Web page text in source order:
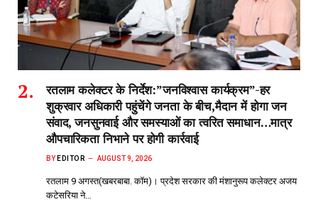
रतलाम कलेक्टर के निर्देश:”जनविश्वास कार्यक्रम”-हर
शुक्रवार अधिकारी पहुंचेंगे जनता के बीच,मैदान में होगा जन
संवाद, जनसुनवाई और समस्याओं का त्वरित समाधान…मात्र
औपचारिकता निभाने पर होगी कार्रवाई
BY EDITOR AUGUST 9, 2026
रतलाम 9 अगस्त(खबरबाबा. कॉम)। प्रदेश सरकार की मंशानुरूप कलेक्टर अजय
कटेसरिया ने…